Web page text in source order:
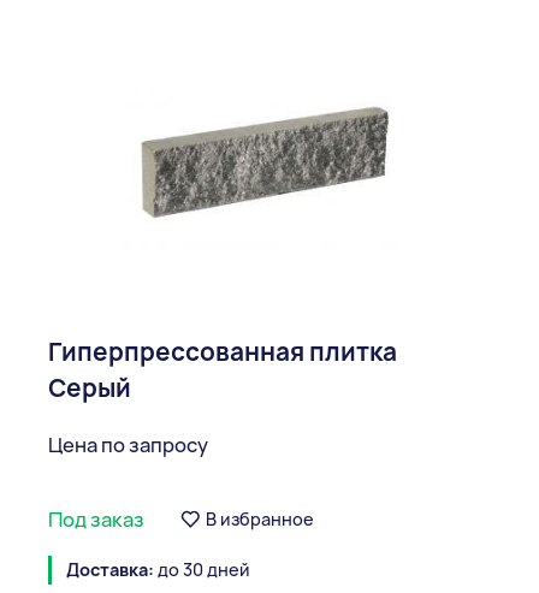
Гиперпрессованная плитка
Серый
Цена по запросу
Под заказ В избранное
Доставка: до 30 дней